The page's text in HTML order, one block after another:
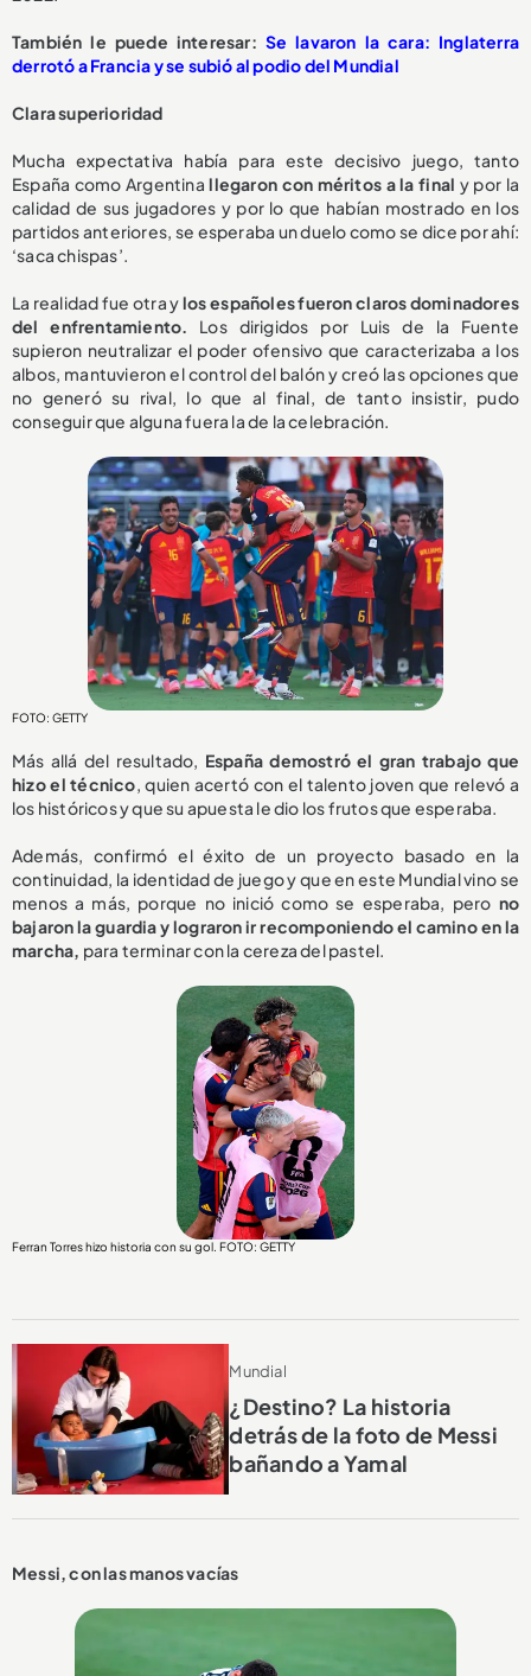
También le puede interesar: Se lavaron la cara: Inglaterra
derrotó a Francia y se subió al podio del Mundial
Clara superioridad
Mucha expectativa había para este decisivo juego, tanto
España como Argentina llegaron con méritos a la final y por la
calidad de sus jugadores y por lo que habían mostrado en los
partidos anteriores, se esperaba un duelo como se dice por ahí:
‘saca chispas’.
La realidad fue otra ylos españoles fueron claros dominadores
del enfrentamiento. Los dirigidos por Luis de la Fuente
supieron neutralizar el poder ofensivo que caracterizaba a los
albos, mantuvieron el control del balón y creó las opciones que
no generó su rival, lo que al final, de tanto insistir, pudo
conseguir que alguna fuera la de la celebración.
FOTO: GETTY
Más allá del resultado, España demostró el gran trabajo que
hizo el técnico, quien acertó con el talento joven que relevó a
los históricos y que su apuesta le dio los frutos que esperaba.
Además, confirmó el éxito de un proyecto basado en la
continuidad, la identidad de juego y que en este Mundial vino se
menos a más, porque no inició como se esperaba, pero no
bajaron la guardia y lograron ir recomponiendo el camino en la
marcha, para terminar con la cereza del pastel.
Ferran Torres hizo historia con su gol. FOTO: GETTY
Mundial
¿Destino? La historia
detrás de la foto de Messi
bañando a Yamal
Messi, con las manos vacías